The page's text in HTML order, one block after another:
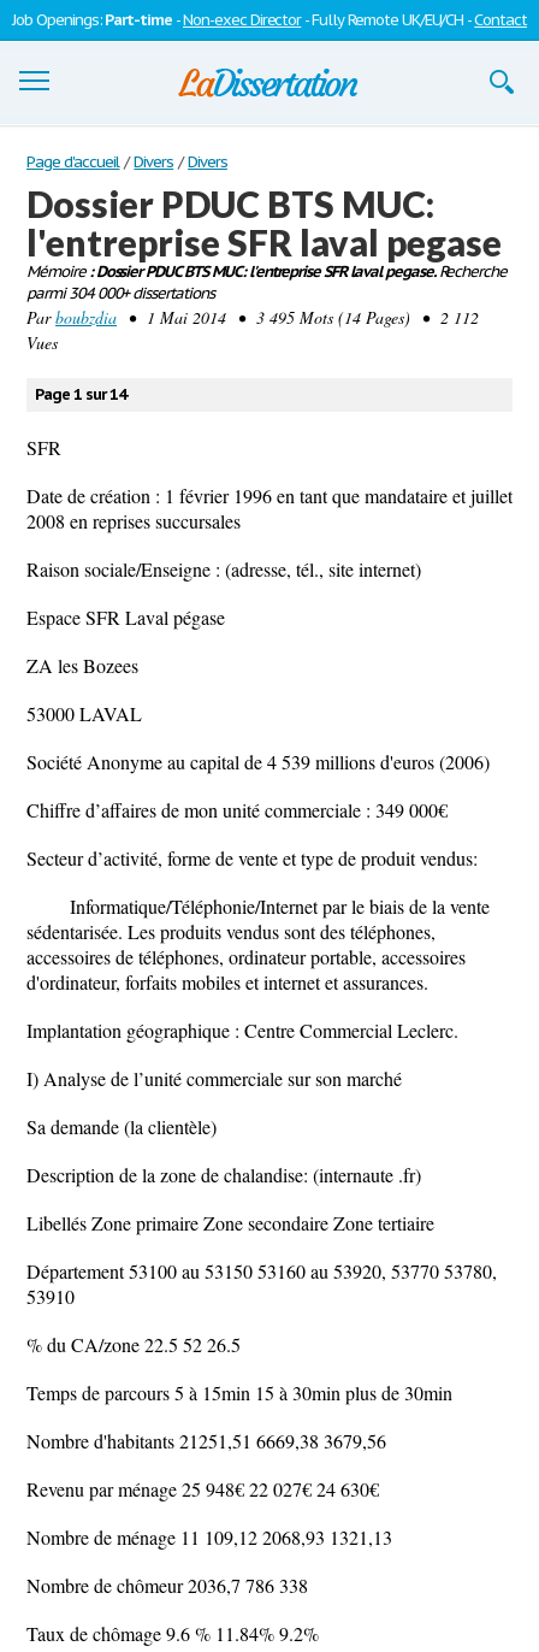
Job Openings:Part-time -Non-exec Director- Fully Remote UK/EU/CH -Contact
Dissertations
S'inscrire
Se connecter
Contactez-nous
Page d'accueil / Divers / Divers
Dossier PDUC BTS MUC:
l'entreprise SFR laval pegase
Mémoire: Dossier PDUC BTS MUC: l'entreprise SFR laval pegase.Recherche
parmi 304 000+ dissertations
Parboubzdia • 1 Mai 2014 • 3 495 Mots (14 Pages) • 2 112
Vues
Page 1 sur 14
SFR
Date de création : 1 février 1996 en tant que mandataire et juillet
2008 en reprises succursales
Raison sociale/Enseigne : (adresse, tél., site internet)
Espace SFR Laval pégase
ZA les Bozees
53000 LAVAL
Société Anonyme au capital de 4 539 millions d'euros (2006)
Chiffre d’affaires de mon unité commerciale : 349 000€
Secteur d’activité, forme de vente et type de produit vendus:
Informatique/Téléphonie/Internet par le biais de la vente
sédentarisée. Les produits vendus sont des téléphones,
accessoires de téléphones, ordinateur portable, accessoires
d'ordinateur, forfaits mobiles et internet et assurances.
Implantation géographique : Centre Commercial Leclerc.
I) Analyse de l’unité commerciale sur son marché
Sa demande (la clientèle)
Description de la zone de chalandise: (internaute .fr)
Libellés Zone primaire Zone secondaire Zone tertiaire
Département 53100 au 53150 53160 au 53920, 53770 53780,
53910
% du CA/zone 22.5 52 26.5
Temps de parcours 5 à 15min 15 à 30min plus de 30min
Nombre d'habitants 21251,51 6669,38 3679,56
Revenu par ménage 25 948€ 22 027€ 24 630€
Nombre de ménage 11 109,12 2068,93 1321,13
Nombre de chômeur 2036,7 786 338
Taux de chômage 9.6 % 11.84% 9.2%